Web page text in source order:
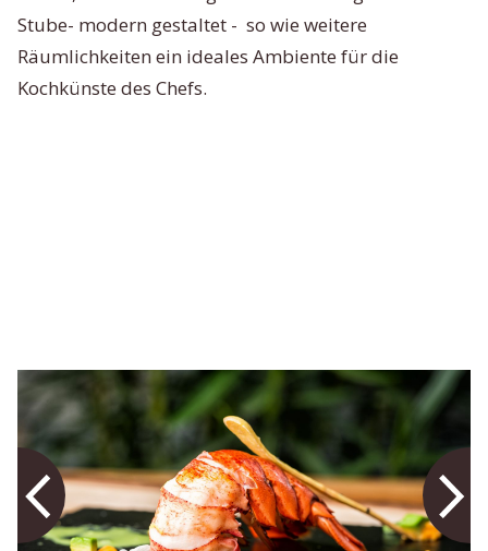
Stube- modern gestaltet - so wie weitere
Räumlichkeiten ein ideales Ambiente für die
Kochkünste des Chefs.